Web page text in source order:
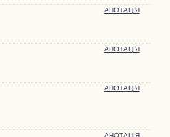
АНОТАЦІЯ
АНОТАЦІЯ
АНОТАЦІЯ
АНОТАЦІЯ